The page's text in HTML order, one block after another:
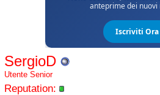
SergioD
Utente Senior
Reputation: